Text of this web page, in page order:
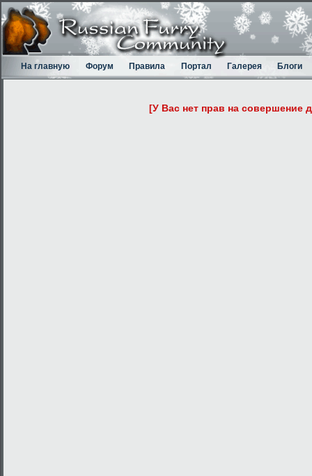
На главную Форум Правила Портал Галерея Блоги
[У Вас нет прав на совершение